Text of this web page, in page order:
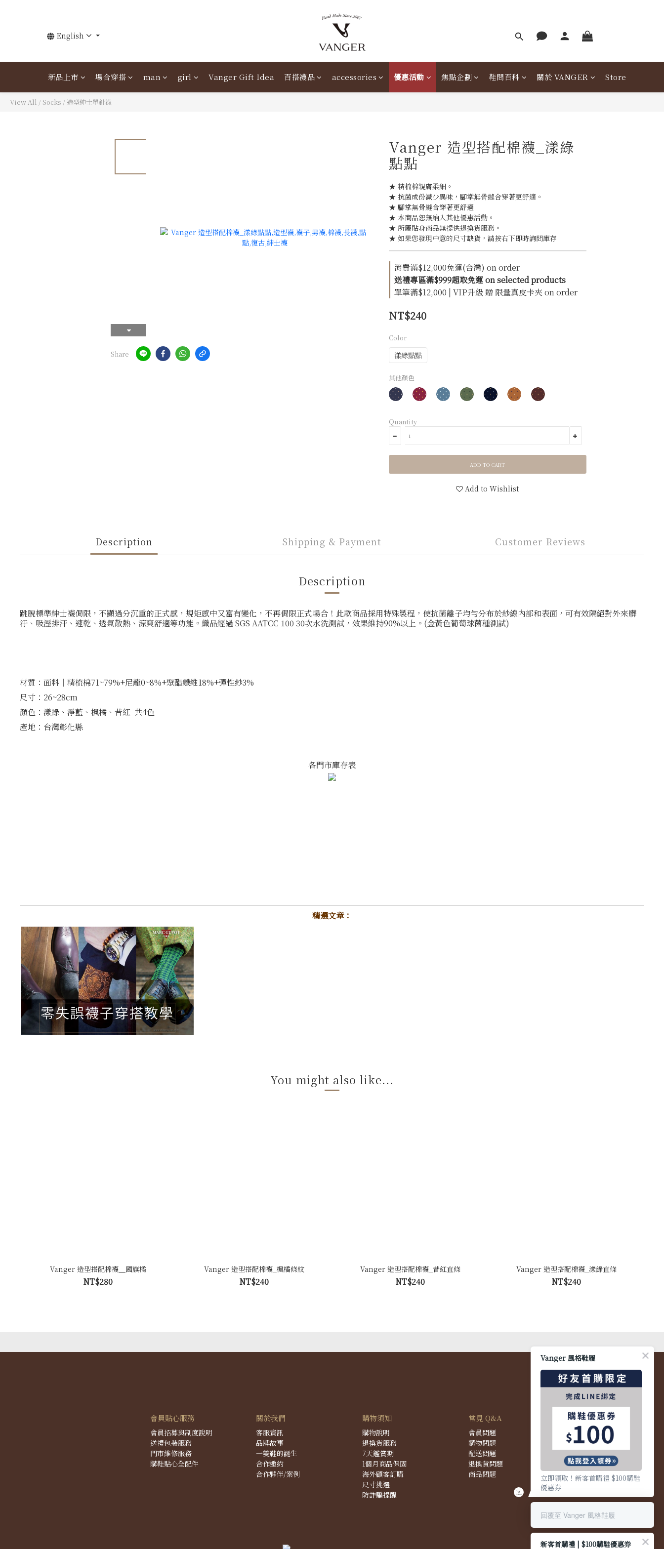
新品上市 場合穿搭 man girl Vanger Gift Idea 百搭襪品 accessories 優惠活動 焦點企劃 鞋問百科 關於 VANGER Store
English
View All / Socks / 造型紳士單針襪
Share
Vanger 造型搭配棉襪_漾綠
點點
★ 精梳棉親膚柔細。
★ 抗菌成份減少異味，腳掌無骨縫合穿著更舒適。
★ 腳掌無骨縫合穿著更舒適
★ 本商品恕無納入其他優惠活動。
★ 所屬貼身商品無提供退換貨服務。
★ 如果您發現中意的尺寸缺貨，請按右下即時詢問庫存
消費滿$12,000免運(台灣) on order
送禮專區滿$999超取免運 on selected products
單筆滿$12,000 | VIP升級 贈 限量真皮卡夾 on order
NT$240
Color
漾綠點點
其他顏色
Quantity
ADD TO CART
Add to Wishlist
Description Shipping & Payment Customer Reviews
Description
跳脫標準紳士襪侷限，不顯過分沉重的正式感，規矩感中又富有變化，不再侷限正式場合！此款商品採用特殊製程，使抗菌離子均勻分布於紗線內部和表面，可有效隔絕對外來髒
汙、吸溼排汗、速乾、透氣散熱、涼爽舒適等功能。織品經過 SGS AATCC 100 30次水洗測試，效果維持90%以上。(金黃色葡萄球菌種測試)
材質：面料│精梳棉71~79%+尼龍0~8%+聚酯纖維18%+彈性紗3%
尺寸：26~28cm
顏色：漾綠、淨藍、楓橘、昔紅 共4色
產地：台灣彰化縣
各門市庫存表
精選文章：
You might also like...
Vanger 造型搭配棉襪＿國旗橘
NT$280
Vanger 造型搭配棉襪_楓橘條紋
NT$240
Vanger 造型搭配棉襪_昔紅直條
NT$240
Vanger 造型搭配棉襪_漾綠直條
NT$240
會員貼心服務
會員招募與制度說明
送禮包裝服務
門市維修服務
購鞋貼心全配件
關於我們
客服資訊
品牌故事
一雙鞋的誕生
合作邀約
合作夥伴/案例
購物須知
購物說明
退換貨服務
7天鑑賞期
1個月商品保固
海外顧客訂購
尺寸挑選
防詐騙提醒
常見 Q&A
會員問題
購物問題
配送問題
退換貨問題
商品問題
Vanger 風格鞋履
立即領取！新客首購禮 $100購鞋
優惠券
回覆至 Vanger 風格鞋履
新客首購禮 | $100購鞋優惠券